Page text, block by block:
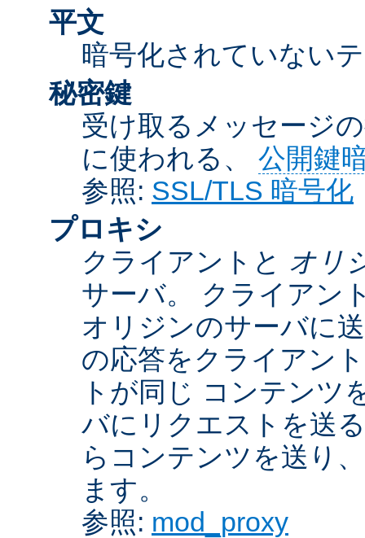
平文
暗号化されていない
秘密鍵
受け取るメッセージ
に使われる、 公開鍵
参照: SSL/TLS 暗号化
プロキシ
クライアントと オリ
サーバ。 クライアン
オリジンのサーバに
の応答をクライアン
トが同じ コンテンツ
バにリクエストを送
らコンテンツを送り
ます。
参照: mod_proxy